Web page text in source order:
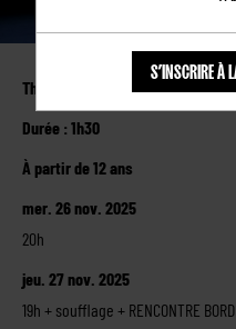
Théâtre de l’Union
Durée : 1h30
À partir de 12 ans
mer. 26 nov. 2025
20h
jeu. 27 nov. 2025
19h + soufflage + RENCONTRE
S’INSCRIRE À